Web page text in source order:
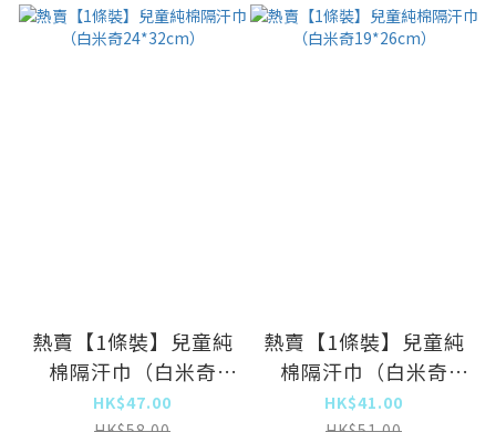
熱賣【1條裝】兒童純
棉隔汗巾（白米奇
24*32cm）
HK$47.00
熱賣【1條裝】兒童純
棉隔汗巾（白米奇
19*26cm）
HK$41.00